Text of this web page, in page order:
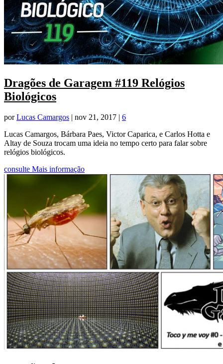
Dragões de Garagem #119 Relógios
Biológicos
porLucas Camargos | nov 21, 2017 | 6
Lucas Camargos, Bárbara Paes, Victor Caparica, e Carlos Hotta e
Altay de Souza trocam uma ideia no tempo certo para falar sobre
relógios biológicos.
consulte Mais informação